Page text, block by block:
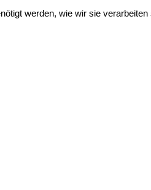
werden, wie wir sie